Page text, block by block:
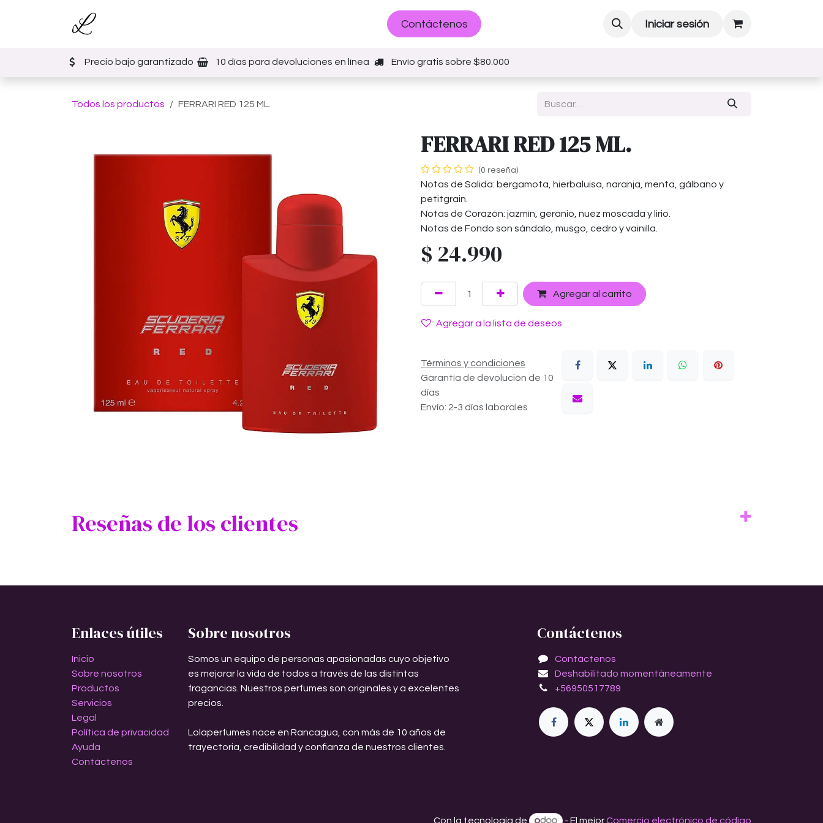
Contáctenos Iniciar sesión
Precio bajo garantizado 10 días para devoluciones en línea Envío gratis sobre $80.000
Todos los productos FERRARI RED 125 ML.
FERRARI RED 125 ML.
(0 reseña)
Notas de Salida: bergamota, hierbaluisa, naranja, menta, gálbano y
petitgrain.
Notas de Corazón: jazmín, geranio, nuez moscada y lirio.
Notas de Fondo son sándalo, musgo, cedro y vainilla.
$ 24.990
Agregar al carrito
Agregar a la lista de deseos
Términos y condiciones
Garantía de devolución de 10
días
Envío: 2-3 días laborales
Reseñas de los clientes
Enlaces útiles
Inicio
Sobre nosotros
Productos
Servicios
Legal
Política de privacidad
Ayuda
Contáctenos
Sobre nosotros
Somos un equipo de personas apasionadas cuyo objetivo
es mejorar la vida de todos a través de las distintas
fragancias. Nuestros perfumes son originales y a excelentes
precios.
Lolaperfumes nace en Rancagua, con más de 10 años de
trayectoria, credibilidad y confianza de nuestros clientes.
Contáctenos
Contáctenos
Deshabilitado momentáneamente
+56950517789
Con la tecnología de - El mejorComercio electrónico de código